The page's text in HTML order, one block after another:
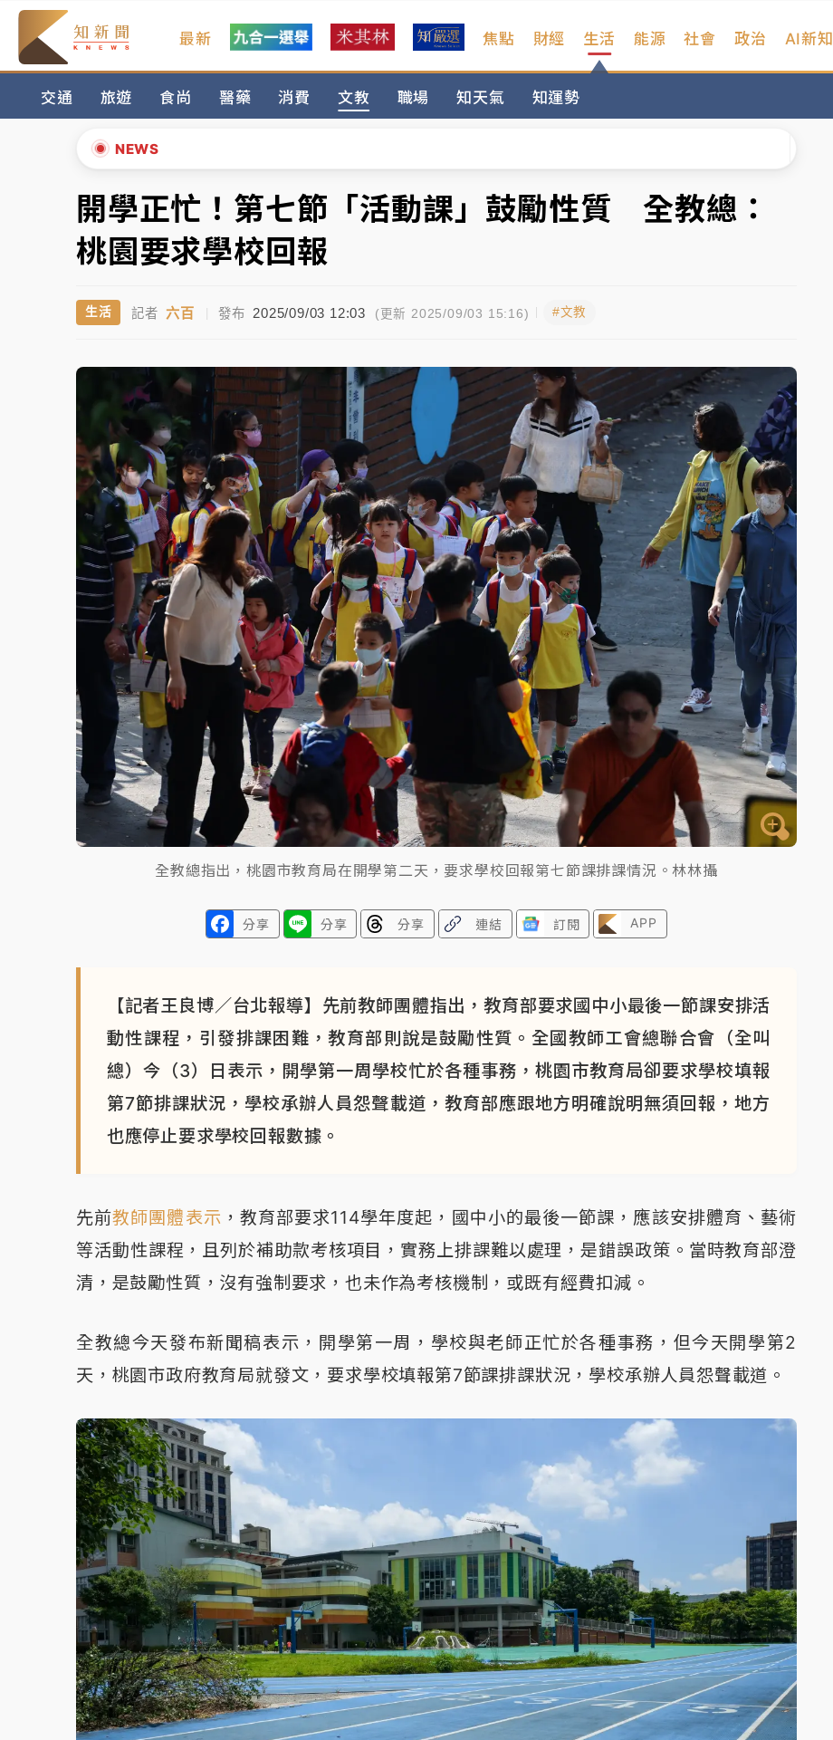
最新 焦點 財經 生活
交通 旅遊 食尚 醫藥 消費 文教 職場 知天氣 知運勢
能源 社會 政治 AI新知
NEWS
暑假過三周才推「E宿新北打卡趣」！抽獎程序複雜 觀旅局回應了
中信慈善基金會想增加董事人數！辜仲諒向法院聲請遭駁 理由曝光
故宮《龍藏經》特展第2檔！今線上預約開賣一度塞車 周六起展出延長至晚上7時
台東農業處長涉圖利渡假村！東檢抗告成功 今重開羈押庭
女律師陳昱瑄詐慈濟10億！黃金158kg遭查扣畫面曝光
中信慈善基金會想增加董事人數！辜仲諒向法院聲請遭駁 理由曝光
故宮《龍藏經》特展第2檔！今線上預約開賣一度塞車 周六起展出延長至晚上7時
台東農業處長涉圖利渡假村！東檢抗告成功 今重開羈押庭
父親節泡湯了！中颱白海豚雨彈轟3天 「紅到發紫」降雨熱區曝
▲
▼
開學正忙！第七節「活動課」鼓勵性質 全教總：
桃園要求學校回報
生活 記者 六百 | 發布 2025/09/03 12:03 (更新 2025/09/03 15:16) #文教
全教總指出，桃園市教育局在開學第二天，要求學校回報第七節課排課情況。林林攝
分享 分享 分享 連結 訂閱 APP
【記者王良博／台北報導】先前教師團體指出，教育部要求國中小最後一節課安排活
動性課程，引發排課困難，教育部則說是鼓勵性質。全國教師工會總聯合會（全叫
總）今（3）日表示，開學第一周學校忙於各種事務，桃園市教育局卻要求學校填報
第7節排課狀況，學校承辦人員怨聲載道，教育部應跟地方明確說明無須回報，地方
也應停止要求學校回報數據。
先前教師團體表示 ，教育部要求114學年度起，國中小的最後一節課，應該安排體育、藝術
等活動性課程，且列於補助款考核項目，實務上排課難以處理，是錯誤政策。當時教育部澄
清，是鼓勵性質，沒有強制要求，也未作為考核機制，或既有經費扣減。
全教總今天發布新聞稿表示，開學第一周，學校與老師正忙於各種事務，但今天開學第2
天，桃園市政府教育局就發文，要求學校填報第7節課排課狀況，學校承辦人員怨聲載道。